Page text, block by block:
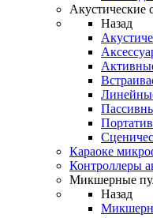
Акустические
Назад
Караоке
Контроллеры
Микшерные
Назад